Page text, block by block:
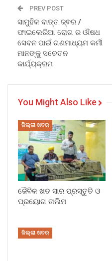
PREV POST
ସାମୁହିକ ବାତ୍ତ ଜ୍ଵର /
ଫାଇଲେରିଆ ରୋଗ ର ଔଷଧ
ସେବନ ପାଇଁ ଗଣମାଧ୍ୟମ କର୍ମୀ
ମାନଙ୍କୁ ସଚେତନ
କାର୍ଯ୍ୟକ୍ରମ
You Might Also Like
ଜିଲ୍ଲା ଖବର
ଜୈବିକ ଖତ ସାର ପ୍ରସ୍ତୁତି ଓ
ପ୍ରୟୋଗ ତାଲିମ
ଜିଲ୍ଲା ଖବର